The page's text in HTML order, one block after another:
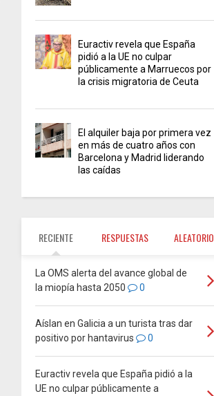
Euractiv revela que España
pidió a la UE no culpar
públicamente a Marruecos por
la crisis migratoria de Ceuta
El alquiler baja por primera vez
en más de cuatro años con
Barcelona y Madrid liderando
las caídas
RECIENTE RESPUESTAS ALEATORIO
La OMS alerta del avance global de
la miopía hasta 2050
0
Aíslan en Galicia a un turista tras dar
positivo por hantavirus
0
Euractiv revela que España pidió a la
UE no culpar públicamente a